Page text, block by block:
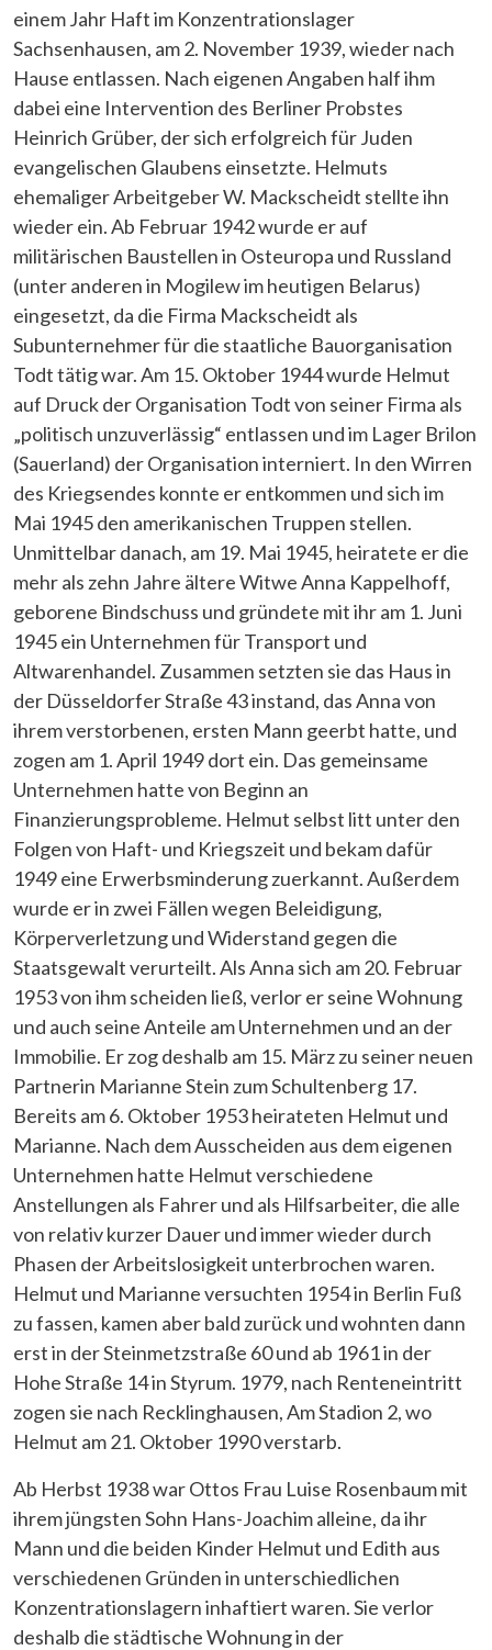
einem Jahr Haft im Konzentrationslager
Sachsenhausen, am 2. November 1939, wieder nach
Hause entlassen. Nach eigenen Angaben half ihm
dabei eine Intervention des Berliner Probstes
Heinrich Grüber, der sich erfolgreich für Juden
evangelischen Glaubens einsetzte. Helmuts
ehemaliger Arbeitgeber W. Mackscheidt stellte ihn
wieder ein. Ab Februar 1942 wurde er auf
militärischen Baustellen in Osteuropa und Russland
(unter anderen in Mogilew im heutigen Belarus)
eingesetzt, da die Firma Mackscheidt als
Subunternehmer für die staatliche Bauorganisation
Todt tätig war. Am 15. Oktober 1944 wurde Helmut
auf Druck der Organisation Todt von seiner Firma als
„politisch unzuverlässig“ entlassen und im Lager Brilon
(Sauerland) der Organisation interniert. In den Wirren
des Kriegsendes konnte er entkommen und sich im
Mai 1945 den amerikanischen Truppen stellen.
Unmittelbar danach, am 19. Mai 1945, heiratete er die
mehr als zehn Jahre ältere Witwe Anna Kappelhoff,
geborene Bindschuss und gründete mit ihr am 1. Juni
1945 ein Unternehmen für Transport und
Altwarenhandel. Zusammen setzten sie das Haus in
der Düsseldorfer Straße 43 instand, das Anna von
ihrem verstorbenen, ersten Mann geerbt hatte, und
zogen am 1. April 1949 dort ein. Das gemeinsame
Unternehmen hatte von Beginn an
Finanzierungsprobleme. Helmut selbst litt unter den
Folgen von Haft- und Kriegszeit und bekam dafür
1949 eine Erwerbsminderung zuerkannt. Außerdem
wurde er in zwei Fällen wegen Beleidigung,
Körperverletzung und Widerstand gegen die
Staatsgewalt verurteilt. Als Anna sich am 20. Februar
1953 von ihm scheiden ließ, verlor er seine Wohnung
und auch seine Anteile am Unternehmen und an der
Immobilie. Er zog deshalb am 15. März zu seiner neuen
Partnerin Marianne Stein zum Schultenberg 17.
Bereits am 6. Oktober 1953 heirateten Helmut und
Marianne. Nach dem Ausscheiden aus dem eigenen
Unternehmen hatte Helmut verschiedene
Anstellungen als Fahrer und als Hilfsarbeiter, die alle
von relativ kurzer Dauer und immer wieder durch
Phasen der Arbeitslosigkeit unterbrochen waren.
Helmut und Marianne versuchten 1954 in Berlin Fuß
zu fassen, kamen aber bald zurück und wohnten dann
erst in der Steinmetzstraße 60 und ab 1961 in der
Hohe Straße 14 in Styrum. 1979, nach Renteneintritt
zogen sie nach Recklinghausen, Am Stadion 2, wo
Helmut am 21. Oktober 1990 verstarb.
Ab Herbst 1938 war Ottos Frau Luise Rosenbaum mit
ihrem jüngsten Sohn Hans-Joachim alleine, da ihr
Mann und die beiden Kinder Helmut und Edith aus
verschiedenen Gründen in unterschiedlichen
Konzentrationslagern inhaftiert waren. Sie verlor
deshalb die städtische Wohnung in der